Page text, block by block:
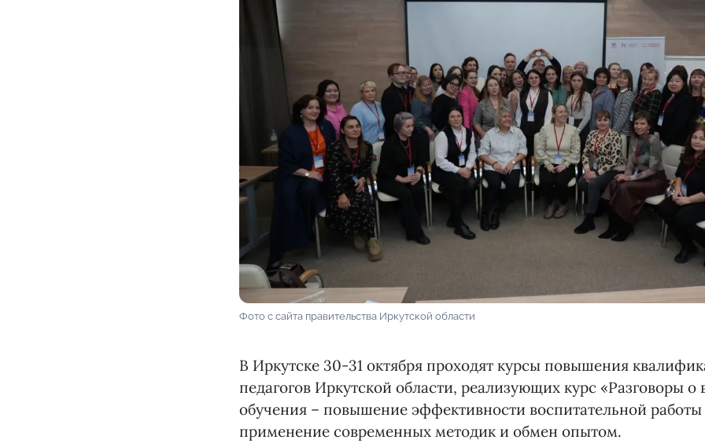
Фото с сайта правительства Иркутской области
В Иркутске 30-31 октября проходят курсы повышения
педагогов Иркутской области, реализующих курс «Разговоры
обучения – повышение эффективности воспитательной работы
применение современных методик и обмен опытом.